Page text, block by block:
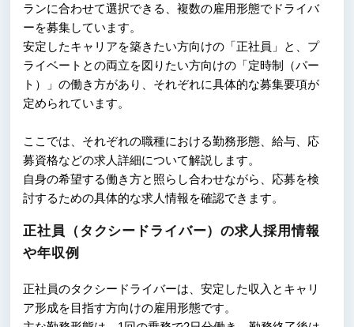
ランに合わせて選択できる、複数の雇用形態でドライバ
ーを募集しています。
安定したキャリアを築きたい方向けの「正社員」と、プ
ライベートとの両立を図りたい方向けの「定時制（パー
ト）」の働き方があり、それぞれに具体的な募集要項が
定められています。
ここでは、それぞれの職種における勤務形態、給与、応
募資格などの求人詳細について解説します。
自身の希望する働き方と照らし合わせながら、応募を検
討するための具体的な求人情報を確認できます。
正社員（タクシードライバー）の求人採用情報
や年収例
正社員のタクシードライバーは、安定した収入とキャリ
ア形成を目指す方向けの雇用形態です。